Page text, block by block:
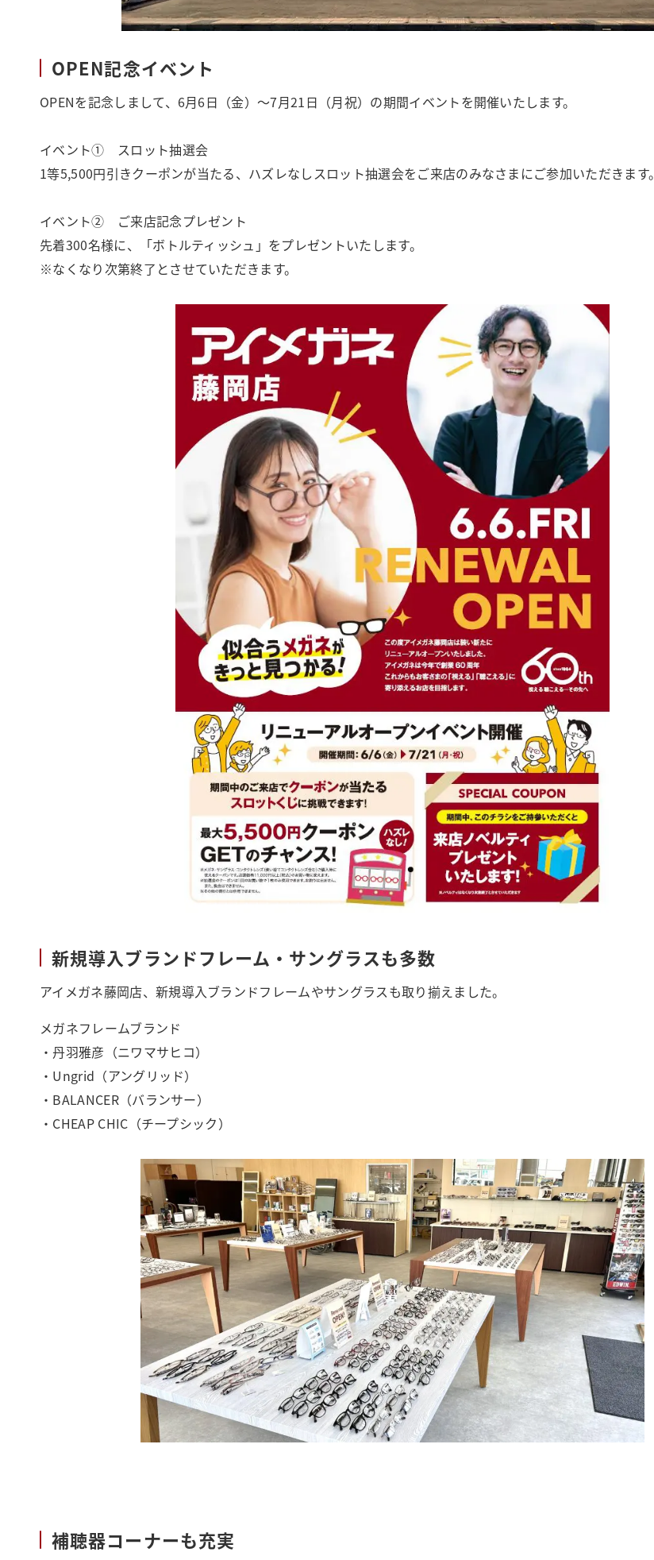
OPEN記念イベント
OPENを記念しまして、6月6日（金）～7月21日（月祝）の期間イベントを開催いたします。
イベント① スロット抽選会
1等5,500円引きクーポンが当たる、ハズレなしスロット抽選会をご来店のみなさまにご参加いただきます。
イベント② ご来店記念プレゼント
先着300名様に、「ボトルティッシュ」をプレゼントいたします。
※なくなり次第終了とさせていただきます。
新規導入ブランドフレーム・サングラスも多数
アイメガネ藤岡店、新規導入ブランドフレームやサングラスも取り揃えました。
メガネフレームブランド
・丹羽雅彦（ニワマサヒコ）
・Ungrid（アングリッド）
・BALANCER（バランサー）
・CHEAP CHIC（チープシック）
補聴器コーナーも充実